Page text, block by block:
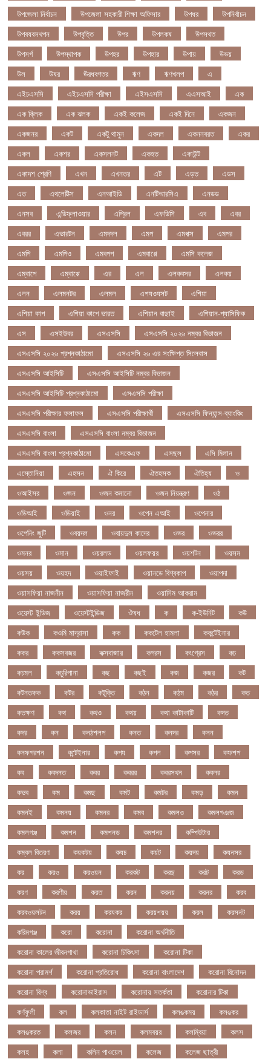
উপজেলা নির্বাচন
উপজেলা সহকারী শিক্ষা অফিসার উপধর
উপনির্বাচন
উপবযবসথপন
উপবৃত্তি উপর উপলকষ
উপসথত
উপসর্গ
উপস্থাপক উপহর উপহার উপায়
উভয়
উল
উষর ঊরধবগতর ঋণ ঋণখলপ
এ
এইচএসসি
এইচএসসি পরীক্ষা এইসএসসি এএসআই
এক
এক ক্লিক
এক ঝলক একই কলেজ একই দিনে
একজন
একজনর
একট একটু থামুন একদল একননবরত
একর
একল
একশর একসলনট একহত
একাউন্ট
একাদশ শ্রেণি
এখন এখনতর এট এড়ত
এডস
এত
এথলেটিক্স এনআইডি এনটিআরসিএ
এনডড
এনসব
এন্ডিফ্লাওয়ার এপ্রিল এফডিসি এব
এবর
এবরর
এভারটন এমদদল এমপ এমপক্স
এমপর
এমপি
এমপিও এমবপপ এমবাপ্পে
এমসি কলেজ
এম্বাপে
এম্বাপ্পে এর এল এলকবসর
এলকয়
এলন
এলমনটর এলমল এশযওযসট
এশিয়া
এশিয়া কাপ
এশিয়া কাপে ভারত এশিয়ান বাছাই
এশিয়ান-প্যাসিফিক
এস
এসইউবর এসএসসি
এসএসসি ২০২৬ নম্বর বিভাজন
এসএসসি ২০২৬ প্রশ্নকাঠামো
এসএসসি ২৬ এর সংক্ষিপ্ত সিলেবাস
এসএসসি আইসিটি
এসএসসি আইসিটি নম্বর বিভাজন
এসএসসি আইসিটি প্রশ্নকাঠামো
এসএসসি পরীক্ষা
এসএসসি পরীক্ষার ফলাফল
এসএসসি পরীক্ষার্থী
এসএসসি ফিন্যান্স-ব্যাংকিং
এসএসসি বাংলা
এসএসসি বাংলা নম্বর বিভাজন
এসএসসি বাংলা প্রশ্নকাঠামো
এসকেএফ এসছল
এসি মিলান
এস্তোনিয়া
এহসন ঐ কিরে ঐতহসক ঐতিহ্য
ও
ওআইসর
ওজন ওজন কমানো ওজন নিয়ন্ত্রণ
ওঠ
ওডিআই
ওডিয়াই ওনর ওপেন এআই
ওপেনার
ওপেনিং জুটি
ওবয়দল ওবায়দুল কাদের ওভর
ওভরর
ওমনর
ওমান ওয়রলড ওয়লফয়র ওয়শটন
ওয়সম
ওয়সয়
ওয়হদ ওয়াইফাই ওয়ানডে বিশ্বকাপ
ওয়াপদা
ওয়াসফিয়া নাজনীন
ওয়াসফিয়া নাজরীন
ওয়াসিম আকরাম
ওয়েস্ট ইন্ডিজ
ওয়েস্টইন্ডিজ ঔষধ ক ক-ইউনিট
কউ
কউক
কওমি মাদ্রাসা কক ককটেল হামলা
ককন্টেইনার
ককর
ককসবজর কক্সবাজার কগরস কংগ্রেস
কচ
কচমল
কচুরিপানা কছ কছই কজ কজর
কট
কটনতকক
কটর কটূক্তি কঠন কঠম কঠর
কত
কতক্ষণ
কথ কথও কথয় কথা কাটাকাটি
কদত
কদর
কন কনঠশলপ কনত কনদর
কনন
কনফগরশন
কন্টেইনার কপয কপল কপসর
কফশপ
কব
কবদনত কবর কবরর কবরসথন
কবলর
কভব
কম কমছ কমট কমটর কমড়
কমন
কমনই
কমনয় কমনর কমব কমলও
কমলগঞজ
কমলগঞ্জ
কমশন কমশনড কমশনর
কম্পিউটার
কম্বল বিতরণ
কয়কটয় কযচ কয়ট কয়দয়
কযনসর
কর
করও করওয়ন করকট করছ করট
করড
করণ
করণীয় করত করন করনয় করনর
করব
করবওয়লটন
করয় করযকর করয়শয়য় করল
করসনট
করিমগঞ্জ
করো করোনা
করোনা অর্থনীতি
করোনা কালের জীবনগাথা
করোনা চিকিৎসা
করোনা টিকা
করোনা পরামর্শ
করোনা প্রতিরোধ করোনা বাংলাদেশ
করোনা বিনোদন
করোনা বিশ্ব
করোনাভাইরাস করোনায় সতর্কতা
করোনার টিকা
কর্ণফুলী
কল কলকাতা নাইট রাইডার্স কলঙকময়
কলঙকর
কলঙকরত
কলজর কলন কলমবয়র কলম্বিয়া
কলস
কলহ
কলা কলিন পাওয়েল কলেজ কলেজ ছাত্রী